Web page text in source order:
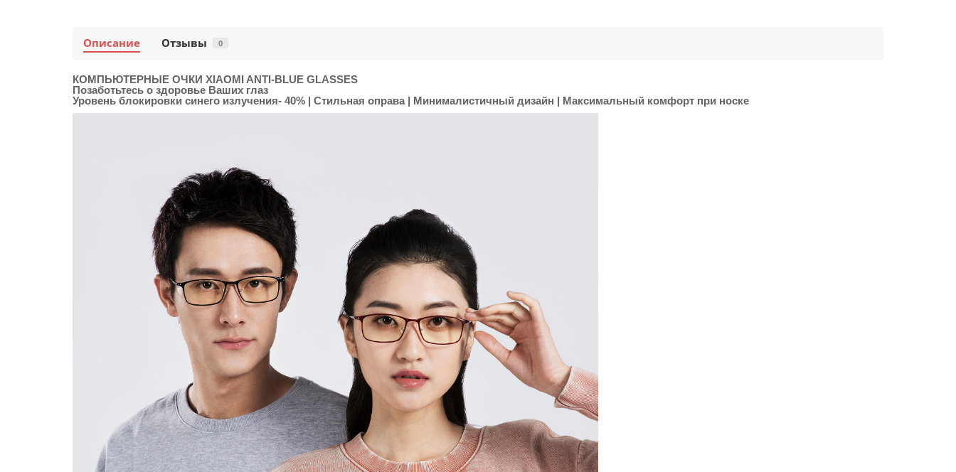
Описание Отзывы 0
КОМПЬЮТЕРНЫЕ ОЧКИ XIAOMI ANTI-BLUE GLASSES
Позаботьтесь о здоровье Ваших глаз
Уровень блокировки синего излучения- 40% | Стильная оправа | Минималистичный дизайн | Максимальный комфорт при носке